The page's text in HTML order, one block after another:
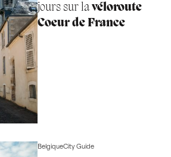
jours sur lavéloroute
Coeur de France
BelgiqueCity Guide